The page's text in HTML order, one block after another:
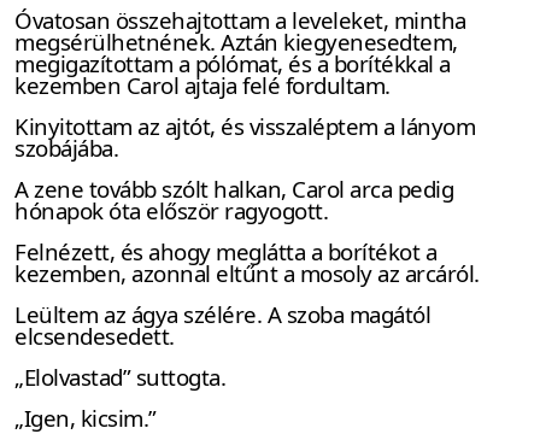
Óvatosan összehajtottam a leveleket, mintha
megsérülhetnének. Aztán kiegyenesedtem,
megigazítottam a pólómat, és a borítékkal a
kezemben Carol ajtaja felé fordultam.
Kinyitottam az ajtót, és visszaléptem a lányom
szobájába.
A zene tovább szólt halkan, Carol arca pedig
hónapok óta először ragyogott.
Felnézett, és ahogy meglátta a borítékot a
kezemben, azonnal eltűnt a mosoly az arcáról.
Leültem az ágya szélére. A szoba magától
elcsendesedett.
„Elolvastad” suttogta.
„Igen, kicsim.”